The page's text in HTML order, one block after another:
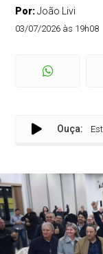
Por:João Livi
03/07/2026 às 19h08
Ouça:Estado